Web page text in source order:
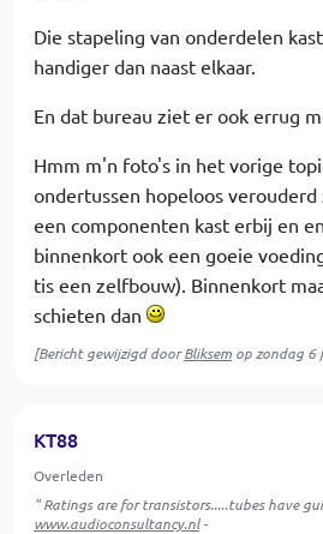
Die stapeling van onderdelen
handiger dan naast elkaar.
En dat bureau ziet er ook errug
Hmm m'n foto's in het vorige
ondertussen hopeloos
een componenten kast erbij en
binnenkort ook een goeie
tis een zelfbouw). Binnenkort
schieten dan
[Bericht gewijzigd doorBliksem op zondag 6
KT88
Overleden
" Ratings are for transistors.....tubes have
www.audioconsultancy.nl-